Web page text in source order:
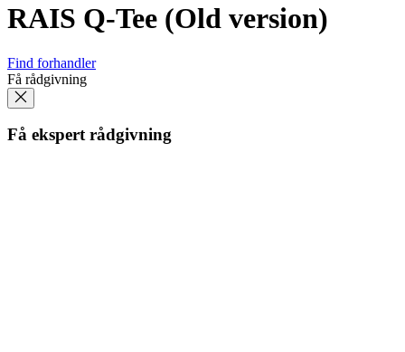
RAIS Q-Tee (Old version)
Find forhandler
Få rådgivning
Få ekspert rådgivning